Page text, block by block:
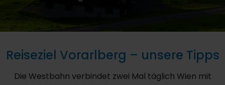
Reiseziel Vorarlberg – unsere Tipps
Die Westbahn verbindet zwei Mal täglich Wien mit